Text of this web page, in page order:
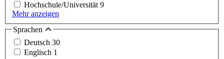
Hochschule/Universität 9
Mehr anzeigen
Sprachen
Deutsch 30
Englisch 1